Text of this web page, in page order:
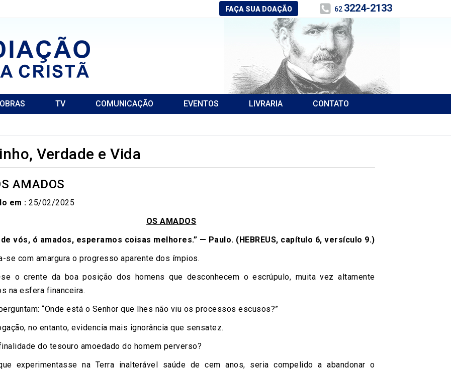
FAÇA SUA DOAÇÃO 62 3224-2133
OBRAS TV COMUNICAÇÃO EVENTOS LIVRARIA CONTATO
Verdade e Vida
AMADOS
em : 25/02/2025
OS AMADOS
de vós, ó amados, esperamos coisas melhores.” — Paulo. (HEBREUS, capítulo 6, versículo 9.)
se com amargura o progresso aparente dos ímpios.
se o crente da boa posição dos homens que desconhecem o escrúpulo, muita vez altamente
na esfera financeira.
“Onde está o Senhor que lhes não viu os processos escusos?”
no entanto, evidencia mais ignorância que sensatez.
do tesouro amoedado do homem perverso?
experimentasse na Terra inalterável saúde de cem anos, seria compelido a abandonar o